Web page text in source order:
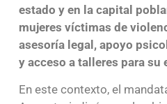
estado y en la capital
mujeres víctimas de
asesoría legal, apoyo
y acceso a talleres para su
En este contexto, el